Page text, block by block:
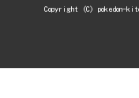
Copyright (C) pokedon-